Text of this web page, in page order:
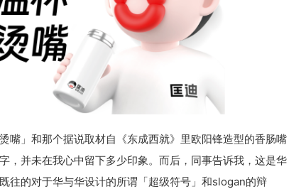
嘴」和那个据说取材自《东成西就》里欧阳锋造型的香肠嘴
，并未在我心中留下多少印象。而后，同事告诉我，这是华
往的对于华与华设计的所谓「超级符号」和slogan的辩